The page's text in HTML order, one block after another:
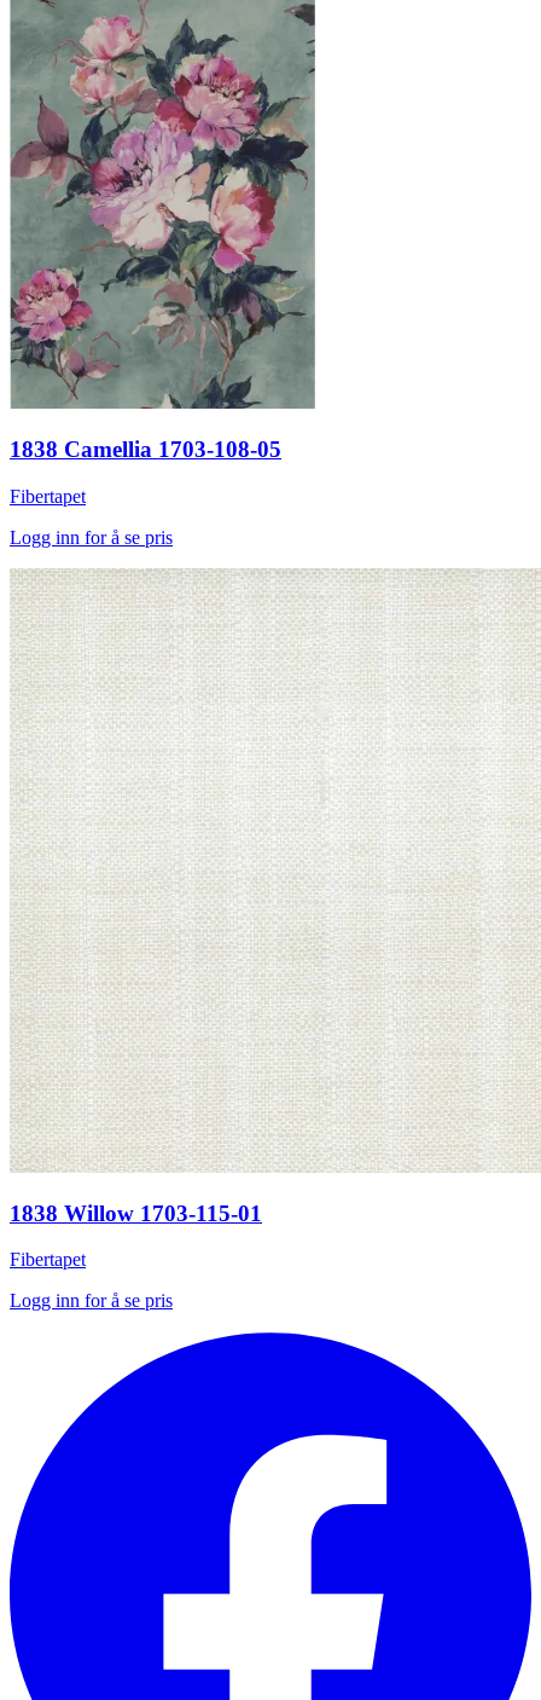
1838 Camellia 1703-108-05
Fibertapet
Logg inn for å se pris
1838 Willow 1703-115-01
Fibertapet
Logg inn for å se pris